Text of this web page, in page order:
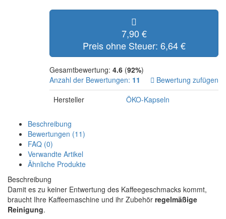
7,90 €
Preis ohne Steuer: 6,64 €
Gesamtbewertung: 4.6 (92%)
Anzahl der Bewertungen: 11
Bewertung zufügen
Hersteller
ÖKO-Kapseln
Beschreibung
Bewertungen (11)
FAQ (0)
Verwandte Artikel
Ähnliche Produkte
Beschreibung
Damit es zu keiner Entwertung des Kaffeegeschmacks kommt,
braucht Ihre Kaffeemaschine und ihr Zubehör regelmäßige
Reinigung.